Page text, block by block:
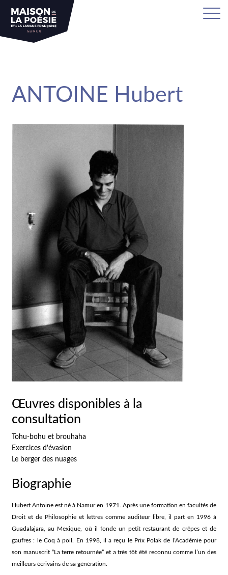
ANTOINE Hubert
Œuvres disponibles à la
consultation
Tohu-bohu et brouhaha
Exercices d'évasion
Le berger des nuages
Biographie
Hubert Antoine est né à Namur en 1971. Après une formation en facultés de
Droit et de Philosophie et lettres comme auditeur libre, il part en 1996 à
Guadalajara, au Mexique, où il fonde un petit restaurant de crêpes et de
gaufres : le Coq à poil. En 1998, il a reçu le Prix Polak de l’Académie pour
son manuscrit “La terre retournée” et a très tôt été reconnu comme l’un des
meilleurs écrivains de sa génération.